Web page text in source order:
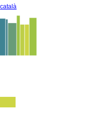
català